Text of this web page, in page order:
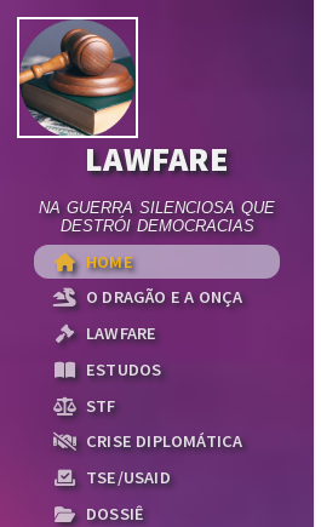
LAWFARE
NA GUERRA SILENCIOSA QUE
DESTRÓI DEMOCRACIAS
HOME
O DRAGÃO E A ONÇA
LAWFARE
ESTUDOS
STF
CRISE DIPLOMÁTICA
TSE/USAID
DOSSIÊ